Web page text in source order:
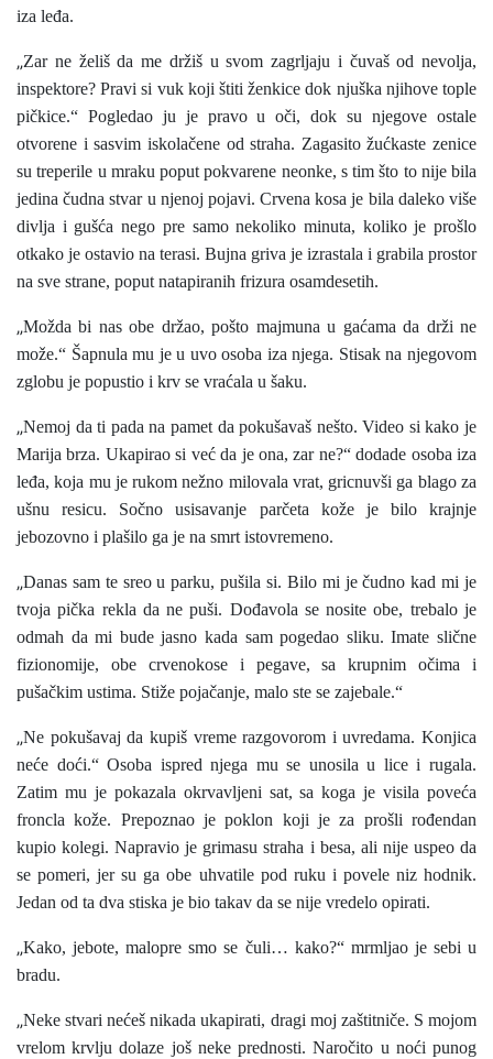
iza leđa.
„Zar ne želiš da me držiš u svom zagrljaju i čuvaš od nevolja,
inspektore? Pravi si vuk koji štiti ženkice dok njuška njihove tople
pičkice.“ Pogledao ju je pravo u oči, dok su njegove ostale
otvorene i sasvim iskolačene od straha. Zagasito žućkaste zenice
su treperile u mraku poput pokvarene neonke, s tim što to nije bila
jedina čudna stvar u njenoj pojavi. Crvena kosa je bila daleko više
divlja i gušća nego pre samo nekoliko minuta, koliko je prošlo
otkako je ostavio na terasi. Bujna griva je izrastala i grabila prostor
na sve strane, poput natapiranih frizura osamdesetih.
„Možda bi nas obe držao, pošto majmuna u gaćama da drži ne
može.“ Šapnula mu je u uvo osoba iza njega. Stisak na njegovom
zglobu je popustio i krv se vraćala u šaku.
„Nemoj da ti pada na pamet da pokušavaš nešto. Video si kako je
Marija brza. Ukapirao si već da je ona, zar ne?“ dodade osoba iza
leđa, koja mu je rukom nežno milovala vrat, gricnuvši ga blago za
ušnu resicu. Sočno usisavanje parčeta kože je bilo krajnje
jebozovno i plašilo ga je na smrt istovremeno.
„Danas sam te sreo u parku, pušila si. Bilo mi je čudno kad mi je
tvoja pička rekla da ne puši. Dođavola se nosite obe, trebalo je
odmah da mi bude jasno kada sam pogedao sliku. Imate slične
fizionomije, obe crvenokose i pegave, sa krupnim očima i
pušačkim ustima. Stiže pojačanje, malo ste se zajebale.“
„Ne pokušavaj da kupiš vreme razgovorom i uvredama. Konjica
neće doći.“ Osoba ispred njega mu se unosila u lice i rugala.
Zatim mu je pokazala okrvavljeni sat, sa koga je visila poveća
froncla kože. Prepoznao je poklon koji je za prošli rođendan
kupio kolegi. Napravio je grimasu straha i besa, ali nije uspeo da
se pomeri, jer su ga obe uhvatile pod ruku i povele niz hodnik.
Jedan od ta dva stiska je bio takav da se nije vredelo opirati.
„Kako, jebote, malopre smo se čuli… kako?“ mrmljao je sebi u
bradu.
„Neke stvari nećeš nikada ukapirati, dragi moj zaštitniče. S mojom
vrelom krvlju dolaze još neke prednosti. Naročito u noći punog